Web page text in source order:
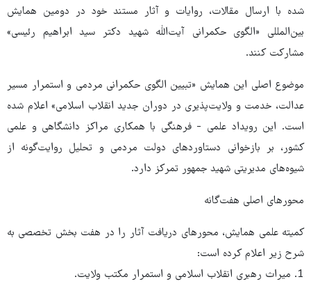
شده با ارسال مقالات، روایات و آثار مستند خود در دومین همایش
بین‌المللی «الگوی حکمرانی آیت‌الله شهید دکتر سید ابراهیم رئیسی»
مشارکت کنند.
موضوع اصلی این همایش «تبیین الگوی حکمرانی مردمی و استمرار مسیر
عدالت، خدمت و ولایت‌پذیری در دوران جدید انقلاب اسلامی» اعلام شده
است. این رویداد علمی - فرهنگی با همکاری مراکز دانشگاهی و علمی
کشور، بر بازخوانی دستاوردهای دولت مردمی و تحلیل روایت‌گونه از
شیوه‌های مدیریتی شهید جمهور تمرکز دارد.
محورهای اصلی هفت‌گانه
کمیته علمی همایش، محورهای دریافت آثار را در هفت بخش تخصصی به
شرح زیر اعلام کرده است:
1. میراث رهبری انقلاب اسلامی و استمرار مکتب ولایت.